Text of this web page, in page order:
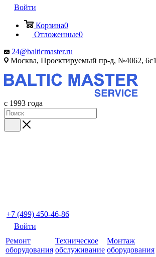
Войти
Корзина0
Отложенные0
24@balticmaster.ru
Москва, Проектируемый пр-д, №4062, 6с1
с 1993 года
+7 (499) 450-46-86
Войти
Ремонт
оборудования
Техническое
обслуживание
Монтаж
оборудования